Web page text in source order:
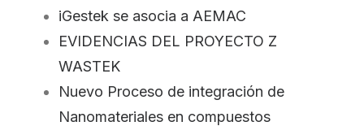
iGestek se asocia a AEMAC
EVIDENCIAS DEL PROYECTO Z
WASTEK
Nuevo Proceso de integración de
Nanomateriales en compuestos